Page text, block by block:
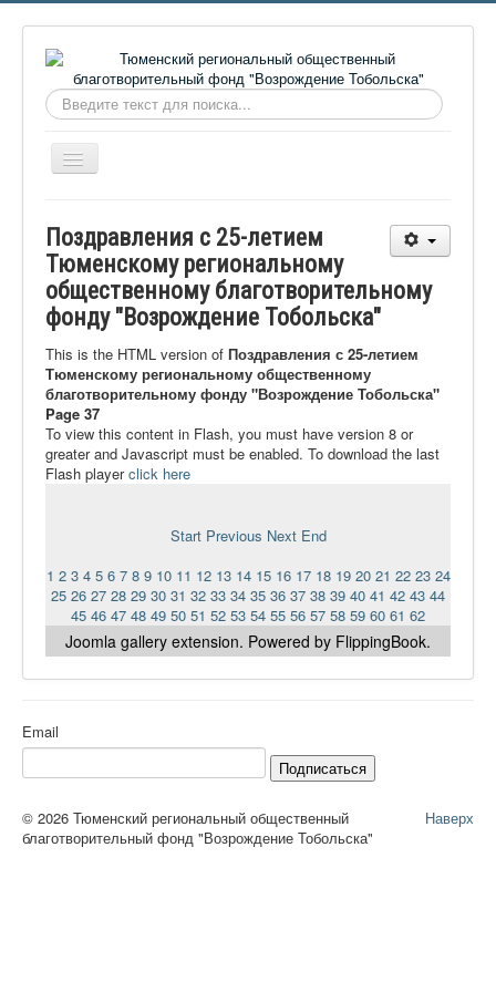
Искать...
Включить/
выключить
О фонде
Онлайн библиотека
Видеоматериалы
Контакты
Сайт проекта Достоевский
Ермаковополе.рф
Поздравления с 25-летием
Тюменскому региональному
общественному благотворительному
фонду "Возрождение Тобольска"
This is the HTML version of Поздравления с 25-летием
Тюменскому региональному общественному
благотворительному фонду "Возрождение Тобольска"
Page 37
To view this content in Flash, you must have version 8 or
greater and Javascript must be enabled. To download the last
Flash playerclick here
Start Previous Next End
1 2 3 4 5 6 7 8 9 10 11 12 13 14 15 16 17 18 19 20 21 22 23 24
25 26 27 28 29 30 31 32 33 34 35 36 37 38 39 40 41 42 43 44
45 46 47 48 49 50 51 52 53 54 55 56 57 58 59 60 61 62
Joomla gallery extension. Powered by FlippingBook.
Email
Подписаться
Наверх
© 2026 Тюменский региональный общественный
благотворительный фонд "Возрождение Тобольска"